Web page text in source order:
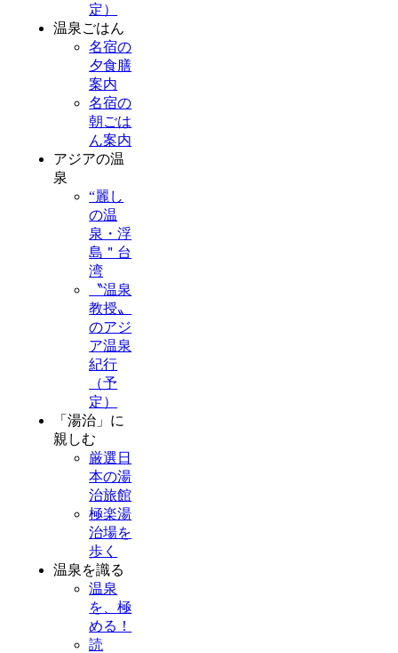
定）
温泉ごはん
名宿の
夕食膳
案内
名宿の
朝ごは
ん案内
アジアの温
泉
“麗し
の温
泉・浮
島＂台
湾
〝温泉
教授〟
のアジ
ア温泉
紀行
（予
定）
「湯治」に
親しむ
厳選日
本の湯
治旅館
極楽湯
治場を
歩く
温泉を識る
温泉
を、極
める！
読